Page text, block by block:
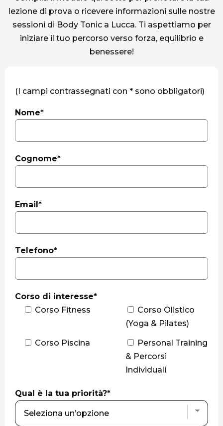
lezione di prova o ricevere informazioni sulle nostre
sessioni di Body Tonic a Lucca. Ti aspettiamo per
iniziare il tuo percorso verso forza, equilibrio e
benessere!
(I campi contrassegnati con * sono obbligatori)
Nome*
Cognome*
Email*
Telefono*
Corso di interesse*
Corso Fitness
Corso Olistico
(Yoga & Pilates)
Corso Piscina
Personal Training
& Percorsi
Individuali
Qual è la tua priorità?*